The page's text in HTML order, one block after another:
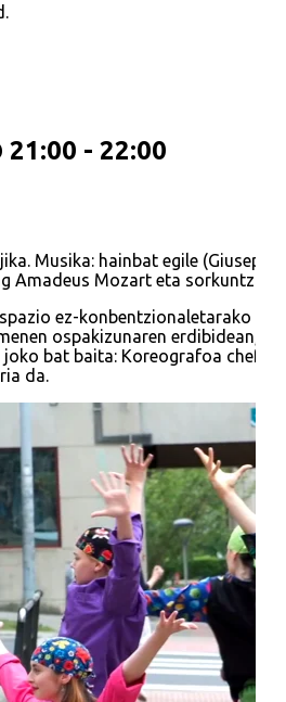
21:00 - 22:00
Musika: hainbat egile
Amadeus Mozart eta sorkuntza
ez-konbentzionaletarako
ospakizunaren erdibidean,
joko bat baita: Koreografoa chef
da.